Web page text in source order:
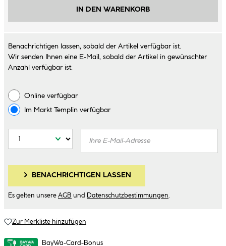
IN DEN WARENKORB
Benachrichtigen lassen, sobald der Artikel verfügbar ist.
Wir senden Ihnen eine E-Mail, sobald der Artikel in gewünschter
Anzahl verfügbar ist.
Online verfügbar
Im Markt Templin verfügbar
BENACHRICHTIGEN LASSEN
Es gelten unsere AGB und Datenschutzbestimmungen
Zur Merkliste hinzufügen
BayWa-Card-Bonus